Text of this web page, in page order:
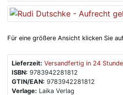
Für eine größere Ansicht klicken Sie
Lieferzeit: Versandfertig in 24
ISBN: 9783942281812
GTIN/EAN: 9783942281812
Verlage: Laika Verlag